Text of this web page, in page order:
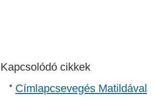
Kapcsolódó cikkek
Címlapcsevegés Matildával